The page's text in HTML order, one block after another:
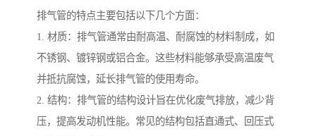
排气管的特点主要包括以下几个方面：
1. 材质：排气管通常由耐高温、耐腐蚀的材料制成，如
不锈钢、镀锌钢或铝合金。这些材料能够承受高温废气
并抵抗腐蚀，延长排气管的使用寿命。
2. 结构：排气管的结构设计旨在优化废气排放，减少背
压，提高发动机性能。常见的结构包括直通式、回压式